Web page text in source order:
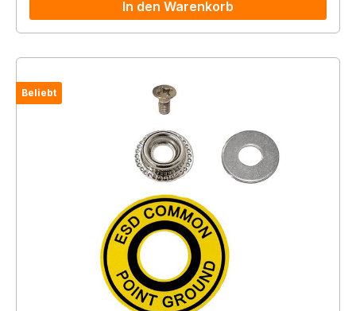
In den Warenkorb
Beliebt